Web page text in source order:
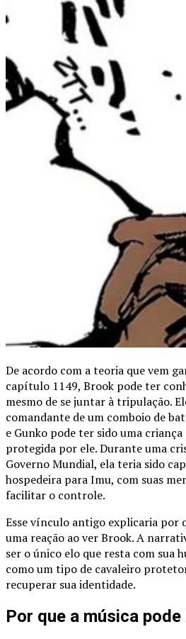
De acordo com a teoria que vem
capítulo 1149, Brook pode ter
mesmo de se juntar à tripulação.
comandante de um comboio de
e Gunko pode ter sido uma
protegida por ele. Durante uma
Governo Mundial, ela teria sido
hospedeira para Imu, com suas
facilitar o controle.
Esse vínculo antigo explicaria por
uma reação ao ver Brook. A
ser o único elo que resta com sua
como um tipo de cavaleiro
recuperar sua identidade.
Por que a música